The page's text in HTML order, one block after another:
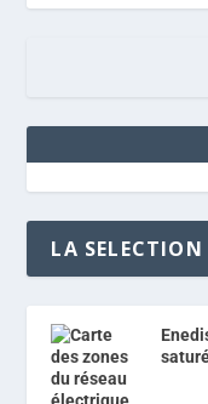
LA SELECTION